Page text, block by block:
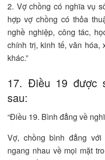
2. Vợ chồng có nghĩa vụ
hợp vợ chồng có thỏa
nghề nghiệp, công tác,
chính trị, kinh tế, văn hóa,
khác.”
17. Điều 19 được
sau:
“Điều 19. Bình đẳng về
Vợ, chồng bình đẳng
ngang nhau về mọi mặt